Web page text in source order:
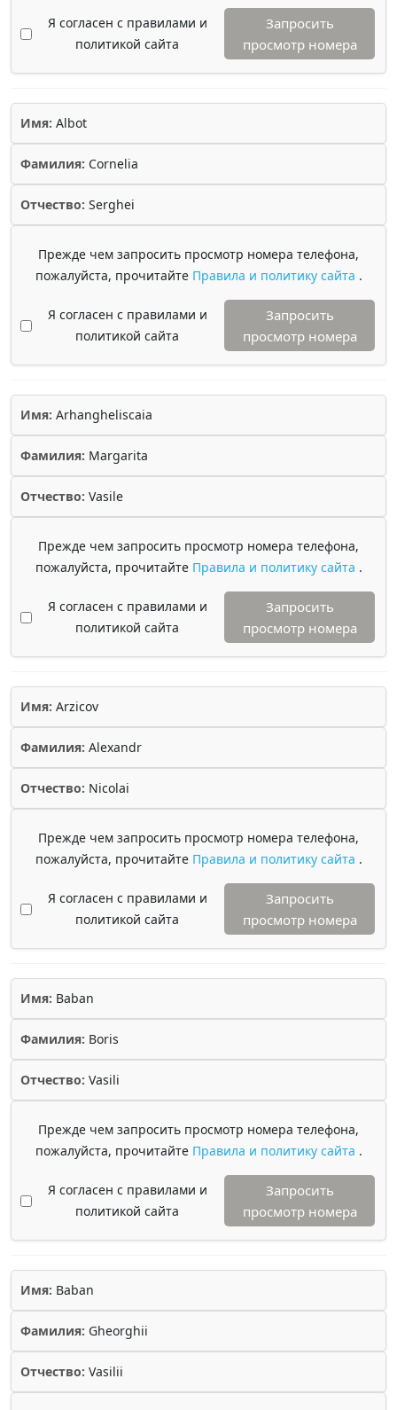
Я согласен с правилами и
политикой сайта
Запросить
просмотр номера
Имя: Albot
Фамилия: Cornelia
Отчество: Serghei
Прежде чем запросить просмотр номера телефона,
пожалуйста, прочитайте Правила и политику сайта .
Я согласен с правилами и
политикой сайта
Запросить
просмотр номера
Имя: Arhangheliscaia
Фамилия: Margarita
Отчество: Vasile
Прежде чем запросить просмотр номера телефона,
пожалуйста, прочитайте Правила и политику сайта .
Я согласен с правилами и
политикой сайта
Запросить
просмотр номера
Имя: Arzicov
Фамилия: Alexandr
Отчество: Nicolai
Прежде чем запросить просмотр номера телефона,
пожалуйста, прочитайте Правила и политику сайта .
Я согласен с правилами и
политикой сайта
Запросить
просмотр номера
Имя: Baban
Фамилия: Boris
Отчество: Vasili
Прежде чем запросить просмотр номера телефона,
пожалуйста, прочитайте Правила и политику сайта .
Я согласен с правилами и
политикой сайта
Запросить
просмотр номера
Имя: Baban
Фамилия: Gheorghii
Отчество: Vasilii